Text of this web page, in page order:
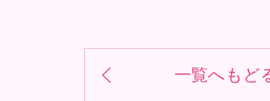
一覧へもど